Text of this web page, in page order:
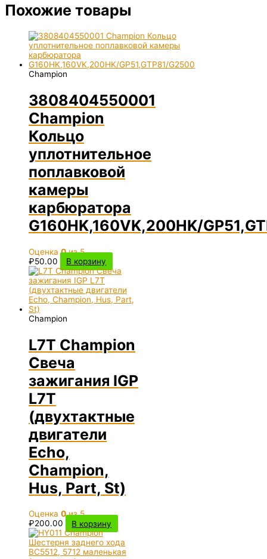
Похожие товары
Champion
3808404550001
Champion
Кольцо
уплотнительное
поплавковой
камеры
карбюратора
G160HK,160VK,200HK/
Оценка0из 5
₽50.00 В корзину
Champion
L7T Champion
Свеча
зажигания IGP
L7T
(двухтактные
двигатели
Echo,
Champion,
Hus, Part, St)
Оценка 0из 5
₽200.00 В корзину